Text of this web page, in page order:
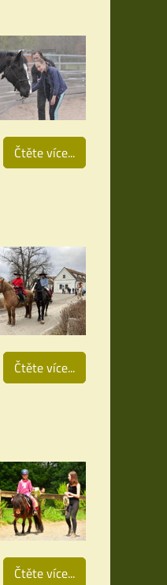
Čtěte více...
Čtěte více...
Čtěte více...